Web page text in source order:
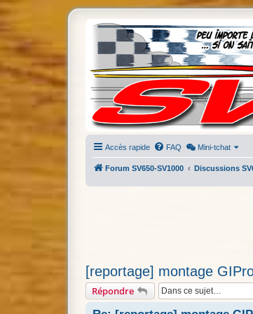
Accès rapide FAQ Mini-tchat
Forum SV650-SV1000 Discussions
[reportage] montage
Répondre